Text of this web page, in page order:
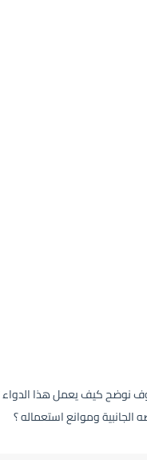
نوضح كيف يعمل هذا
الجانبية وموانع استعماله ؟